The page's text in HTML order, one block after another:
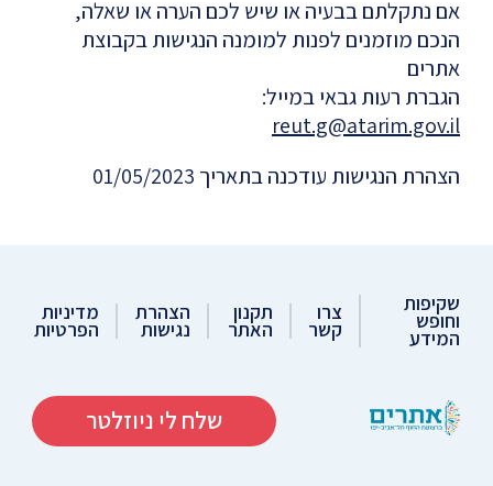
אם נתקלתם בבעיה או שיש לכם הערה או שאלה,
הנכם מוזמנים לפנות למומנה הנגישות בקבוצת
אתרים
הגברת רעות גבאי במייל:
reut.g@atarim.gov.il
הצהרת הנגישות עודכנה בתאריך 01/05/2023
שקיפות
וחופש
המידע
צרו
קשר
תקנון
האתר
הצהרת
נגישות
מדיניות
הפרטיות
שלח לי ניוזלטר